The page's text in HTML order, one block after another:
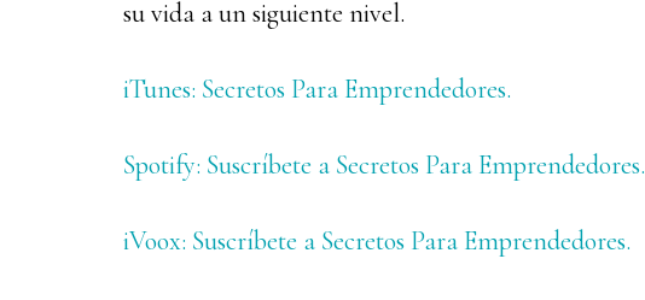
su vida a un siguiente nivel.
iTunes: Secretos Para Emprendedores.
Spotify: Suscríbete a Secretos Para Emprendedores.
iVoox: Suscríbete a Secretos Para Emprendedores.